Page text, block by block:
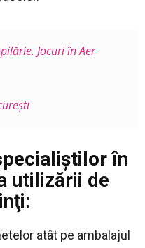
Jocuri în Aer
în
utilizării de
atât pe ambalajul